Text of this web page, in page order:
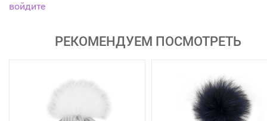
войдите
РЕКОМЕНДУЕМ ПОСМОТРЕТЬ